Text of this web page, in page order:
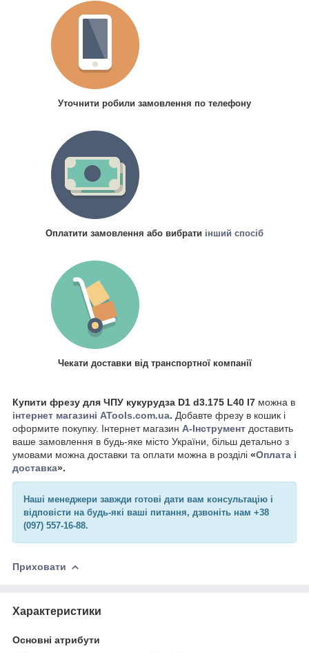
Уточнити робили замовлення по телефону
Оплатити замовлення або вибрати інший спосіб
Чекати доставки від транспортної компанії
Купити фрезу для ЧПУ кукурудза D1 d3.175 L40 l7 можна в
інтернет магазині ATools.com.ua. Добавте фрезу в кошик і
оформите покупку. Інтернет магазин А-Інструмент доставить
ваше замовлення в будь-яке місто України, більш детально з
умовами можна доставки та оплати можна в розділі «Оплата і
доставка».
Наші менеджери завжди готові дати вам консультацію і
відповісти на будь-які ваші питання, дзвоніть нам +38
(097) 557-16-88.
Приховати
Характеристики
Основні атрибути